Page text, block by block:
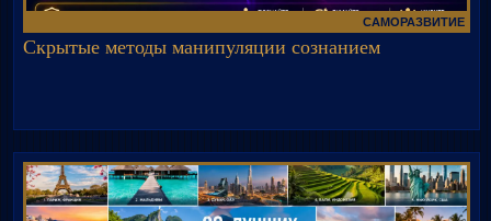
САМОРАЗВИТИЕ
Скрытые методы манипуляции сознанием